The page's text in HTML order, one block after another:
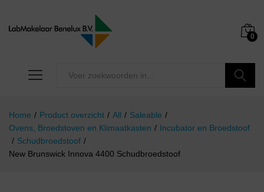
0
Home / Product overzicht / All / Saleable /
Ovens, Broedstoven en Klimaatkasten / Incubator en Broedstoof
/ Schudbroedstoof /
New Brunswick Innova 4400 Schudbroedstoof